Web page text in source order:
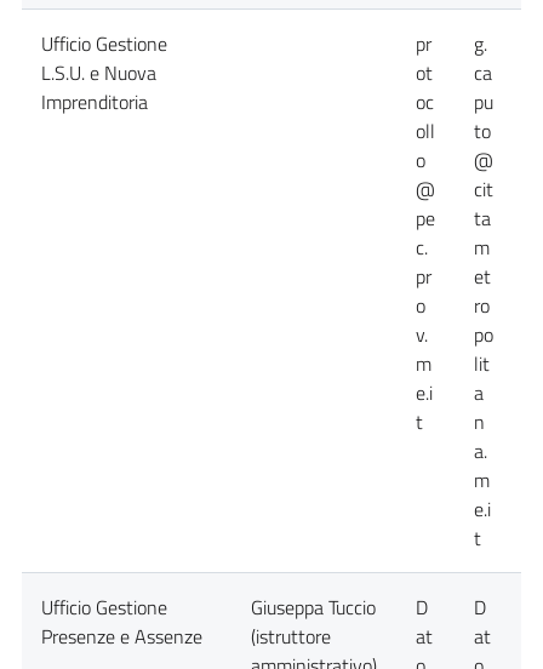
Ufficio Gestione
L.S.U. e Nuova
Imprenditoria
pr
ot
oc
oll
o
@
pe
c.
pr
o
v.
m
e.i
t
g.
ca
pu
to
@
cit
ta
m
et
ro
po
lit
a
n
a.
m
e.i
t
Ufficio Gestione
Presenze e Assenze
Giuseppa Tuccio
(istruttore
D
at
D
at